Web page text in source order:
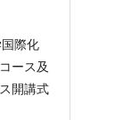
際化
ース及
開講式